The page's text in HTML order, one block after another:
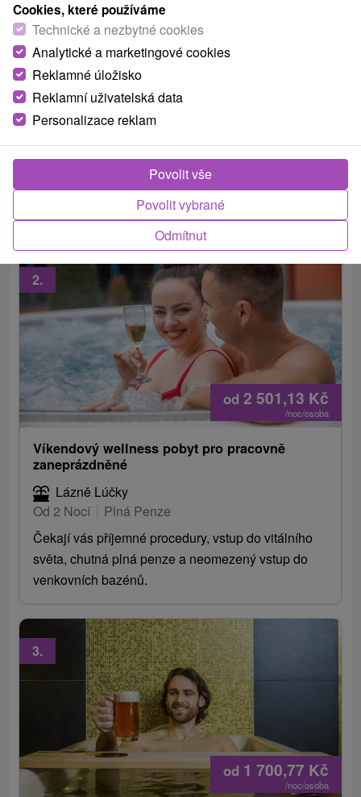
Dovolená v Jánské dolině s wellness
nabízející mix tradicí a moderní gastronomie
Hotel Strachanovka
Ubytování na Liptově s flexibilní stravou, welcome
drinkem a denním vstupem do wellness Rusnácký
od 2 501,13 Kč
/noc/osoba
2.
Víkendový wellness pobyt pro pracovně
zaneprázdněné
Lázně Lúčky
Od 2 Nocí
Plná Penze
Čekají vás příjemné procedury, vstup do vitálního
světa, chutná plná penze a neomezený vstup do
venkovních bazénů.
od 1 700,77 Kč
/noc/osoba
3.
Cookies, které používáme
Technické a nezbytné cookies
Analytické a marketingové cookies
Reklamné úložisko
Reklamní uživatelská data
Personalizace reklam
Odmítnut
Povolit vybrané
Povolit vše